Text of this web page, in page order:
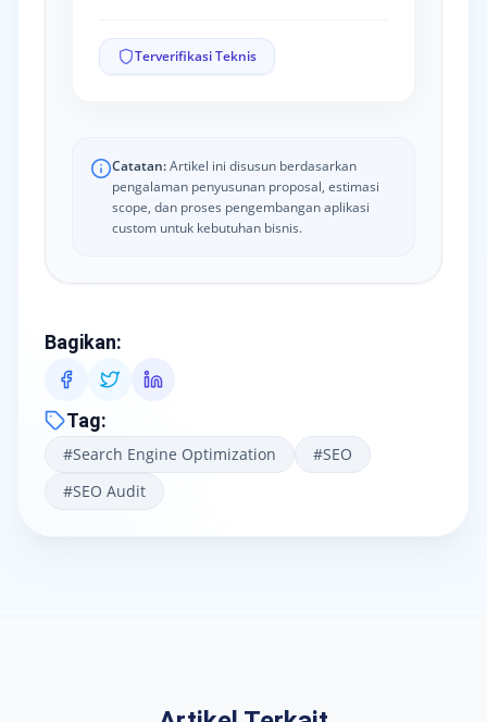
Terverifikasi Teknis
Catatan:Artikel ini disusun berdasarkan
pengalaman penyusunan proposal, estimasi
scope, dan proses pengembangan aplikasi
custom untuk kebutuhan bisnis.
Bagikan:
Tag:
#Search Engine Optimization #SEO
#SEO Audit